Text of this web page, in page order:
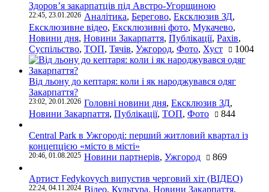
Здоров’я закарпатців під Австро-Угорщиною
22:45, 23.01.2026 Аналітика, Берегово, Ексклюзив ЗД,
Ексклюзивне відео, Ексклюзивні фото, Мукачево,
Новини дня, Новини Закарпаття, Публікації, Рахів,
Суспільство, ТОП, Тячів, Ужгород, Фото, Хуст 1004
Від льону до кептаря: коли і як народжувався одяг
Закарпаття?
23:02, 20.01.2026 Головні новини дня, Ексклюзив ЗД,
Новини Закарпаття, Публікації, ТОП, Фото 844
Central Park в Ужгороді: перший житловий квартал із
концепцією «місто в місті»
20:46, 01.08.2025 Новини партнерів, Ужгород 869
Артист Fedykovych випустив черговий хіт (ВІДЕО)
22:24, 04.11.2024 Відео, Культура, Новини Закарпаття,